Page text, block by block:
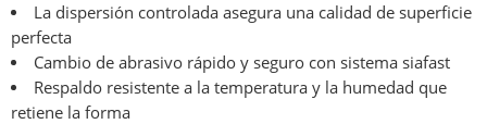
La dispersión controlada asegura una calidad de superficie
perfecta
Cambio de abrasivo rápido y seguro con sistema siafast
Respaldo resistente a la temperatura y la humedad que
retiene la forma